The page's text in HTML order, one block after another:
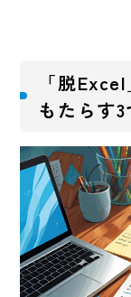
「脱
もたらす3